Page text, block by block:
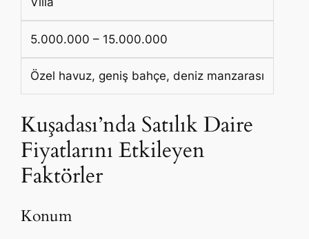
5.000.000 – 15.000.000
Özel havuz, geniş bahçe, deniz manzarası
Kuşadası’nda Satılık Daire
Fiyatlarını Etkileyen
Faktörler
Konum